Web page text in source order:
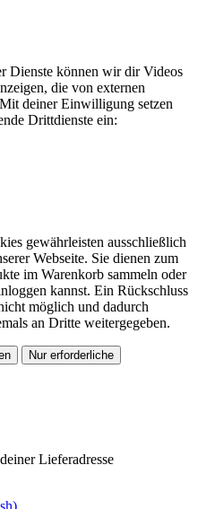
Dienste können wir dir Videos
die von externen
deiner Einwilligung setzen
Drittdienste ein:
gewährleisten ausschließlich
Webseite. Sie dienen zum
im Warenkorb sammeln oder
kannst. Ein Rückschluss
möglich und dadurch
an Dritte weitergegeben.
Nur erforderliche
Lieferadresse